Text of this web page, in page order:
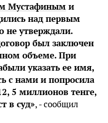
Мустафиным и
над первым
не утверждали.
был заключен
объеме. При
указать ее имя,
с нами и попросила
5 миллионов тенге,
в суд», - сообщил